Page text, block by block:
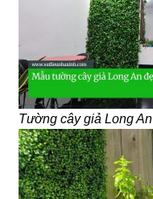
Tường cây giả Long An